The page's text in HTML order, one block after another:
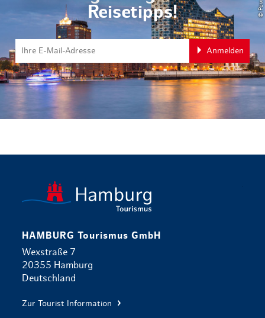
Reisetipps!
Anmelden
HAMBURG Tourismus GmbH
Wexstraße 7
20355 Hamburg
Deutschland
Zur Tourist Information